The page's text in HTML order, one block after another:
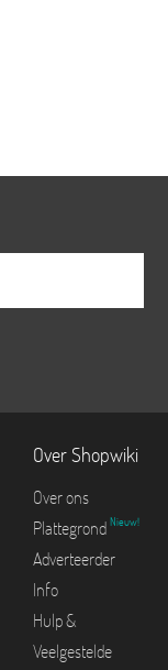
Over Shopwiki
Over ons
Plattegrond Nieuw!
Adverteerder
Info
Hulp &
Veelgestelde